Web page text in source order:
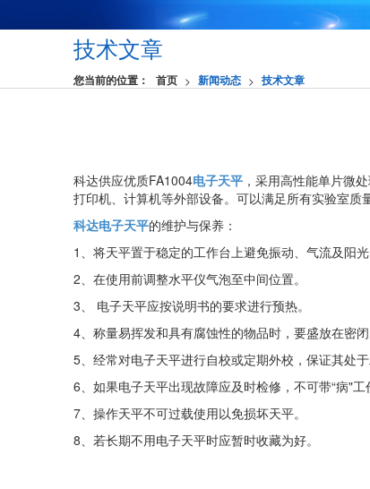
技术文章
您当前的位置： 首页 > 新闻动态 > 技术文章
科达供应优质FA1004电子天平 ，采用高性能单片微
打印机、计算机等外部设备。可以满足所有实验室质
科达电子天平的维护与保养：
1、将天平置于稳定的工作台上避免振动、气流及阳光
2、在使用前调整水平仪气泡至中间位置。
3、 电子天平应按说明书的要求进行预热。
4、称量易挥发和具有腐蚀性的物品时，要盛放在密
5、经常对电子天平进行自校或定期外校，保证其处于
6、如果电子天平出现故障应及时检修，不可带“病"工
7、操作天平不可过载使用以免损坏天平。
8、若长期不用电子天平时应暂时收藏为好。